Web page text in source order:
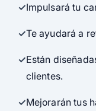
Impulsará tu
Te ayudará a
Están
clientes.
Mejorarán tus